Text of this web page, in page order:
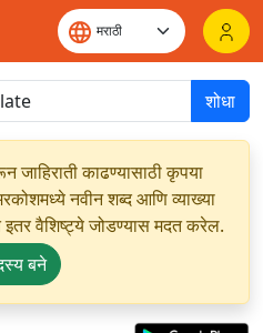
शोधा
काढण्यासाठी कृपया
नवीन शब्द आणि व्याख्या
इतर वैशिष्ट्ये जोडण्यास मदत करेल.
बने